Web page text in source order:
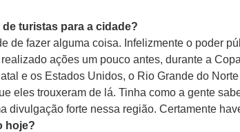
turistas para a cidade?
de fazer alguma coisa. Infelizmente o poder
ações um pouco antes, durante a
e os Estados Unidos, o Rio Grande do
eles trouxeram de lá. Tinha como a gente
divulgação forte nessa região. Certamente
hoje?